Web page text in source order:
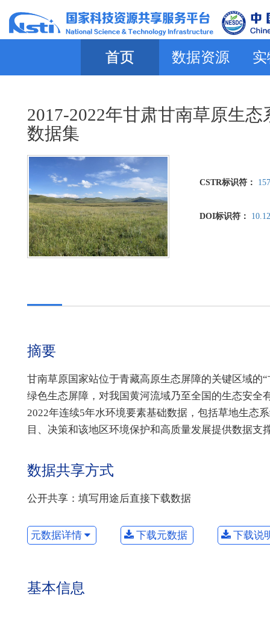
首页 数据资源
2017-2022年甘肃甘南草原生
数据集
CSTR标识符：
DOI标识符：
摘要
甘南草原国家站位于青藏高原生态屏障的关键区域的
绿色生态屏障，对我国黄河流域乃至全国的生态安全
2022年连续5年水环境要素基础数据，包括草地生态
目、决策和该地区环境保护和高质量发展提供数据支
数据共享方式
公开共享：填写用途后直接下载数据
元数据详情 下载元数据 下载说
基本信息